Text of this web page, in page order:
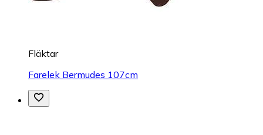
Fläktar
Farelek Bermudes 107cm